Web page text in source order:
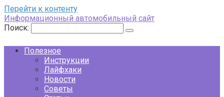
Перейти к контенту
Информационный автомобильный сайт
Поиск:
Полезное
Инструкции
Лайфхаки
Новости
Советы